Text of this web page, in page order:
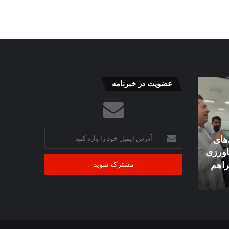
تبریک
مدیرعامل
شرکت
آب
استانپیام تبریک مدیرعامل شرکت آب و
فاضلاب استان البرز به مناسبت
عضویت در خبرنامه
ایمیل
خود
وارد